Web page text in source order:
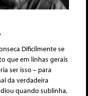
Dificilmente se
que em linhas gerais
ser isso – para
da verdadeira
quando sublinha,